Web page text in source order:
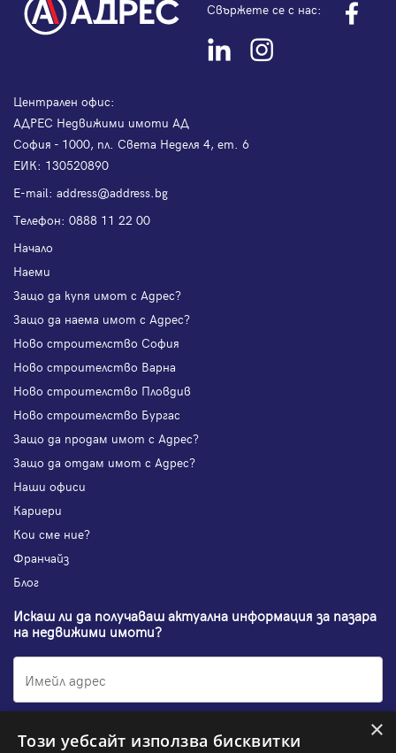
Свържете се с нас:
Централен офис:
АДРЕС Недвижими имоти АД
София - 1000, пл. Света Неделя 4, ет. 6
ЕИК: 130520890
Е-mail: address@address.bg
Телефон: 0888 11 22 00
Начало
Наеми
Защо да купя имот с Адрес?
Защо да наема имот с Адрес?
Ново строителство София
Ново строителство Варна
Ново строителство Пловдив
Ново строителство Бургас
Защо да продам имот с Адрес?
Защо да отдам имот с Адрес?
Наши офиси
Кариери
Кои сме ние?
Франчайз
Блог
Искаш ли да получаваш актуална информация за пазара
на недвижими имоти?
Абонирам се ×
Този уебсайт използва бисквитки